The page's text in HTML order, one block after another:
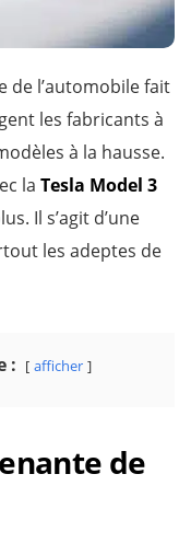
de l’automobile fait
les fabricants à
à la hausse.
la Tesla Model 3
Il s’agit d’une
les adeptes de
: afficher
te de